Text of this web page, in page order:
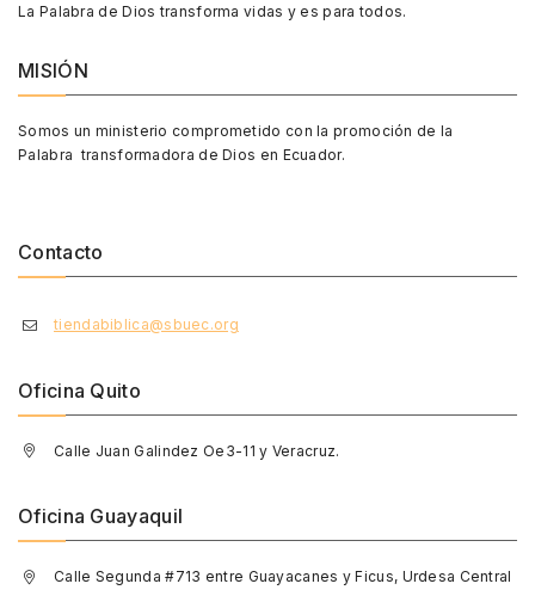
La Palabra de Dios transforma vidas y es para todos.
MISIÓN
Somos un ministerio comprometido con la promoción de la
Palabra transformadora de Dios en Ecuador.
Contacto
tiendabiblica@sbuec.org
Oficina Quito
Calle Juan Galindez Oe3-11 y Veracruz.
Oficina Guayaquil
Calle Segunda #713 entre Guayacanes y Ficus, Urdesa Central